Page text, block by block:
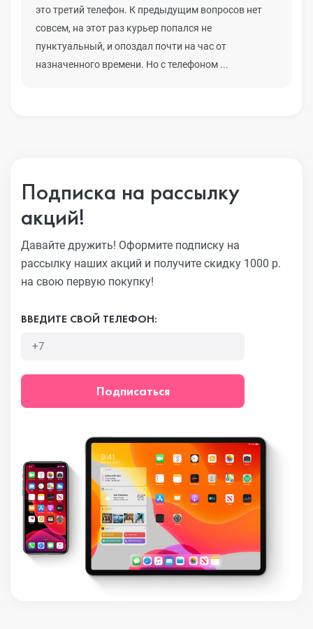
это третий телефон. К предыдущим вопросов нет
совсем, на этот раз курьер попался не
пунктуальный, и опоздал почти на час от
назначенного времени. Но с телефоном ...
Подписка на рассылку
акций!
Давайте дружить! Оформите подписку на
рассылку наших акций и получите скидку 1000 р.
на свою первую покупку!
ВВЕДИТЕ СВОЙ ТЕЛЕФОН:
Подписаться